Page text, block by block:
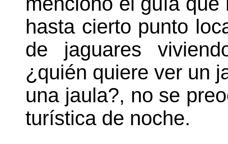
hasta cierto punto
de jaguares
¿quién quiere ver un
una jaula?, no se
turística de noche.